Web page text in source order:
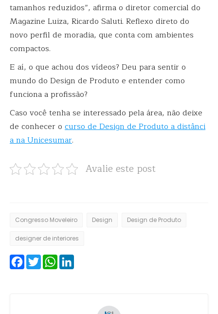
tamanhos reduzidos”, afirma o diretor comercial do
Magazine Luiza, Ricardo Saluti. Reflexo direto do
novo perfil de moradia, que conta com ambientes
compactos.
E aí, o que achou dos vídeos? Deu para sentir o
mundo do Design de Produto e entender como
funciona a profissão?
Caso você tenha se interessado pela área, não deixe
de conhecer o curso de Design de Produto a distânci
a na Unicesumar.
Avalie este post
Congresso Moveleiro Design Design de Produto
designer de interiores
FacebookTwitterWhatsApp